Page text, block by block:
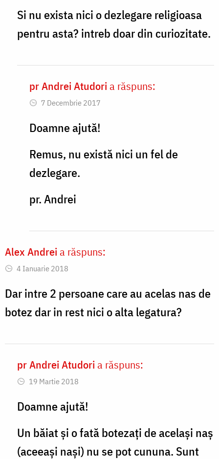
to
Doamne
ajută!
Si nu exista nici o dezlegare religioasa
pentru asta? intreb doar din curiozitate.
In
reply
to
nu
exista
o
remus
pr Andrei Atudori a răspuns:
7 Decembrie 2017
Doamne ajută!
Remus, nu există nici un fel de
dezlegare.
pr. Andrei
Alex Andrei a răspuns:
4 Ianuarie 2018
Dar intre 2 persoane care au acelas nas de
botez dar in rest nici o alta legatura?
In
reply
to
intre
2
pr Andrei Atudori a răspuns:
19 Martie 2018
Doamne ajută!
Un băiat și o fată botezați de același naș
(aceeași nași) nu se pot cununa. Sunt